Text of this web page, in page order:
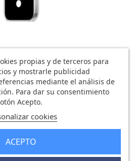
17 Pro Max...
54,87 €
0 opinión
STOCK
propias y de terceros para
y mostrarle publicidad
mediante el análisis de
Para dar su consentimiento
Acepto.
cookies
ACEPTO